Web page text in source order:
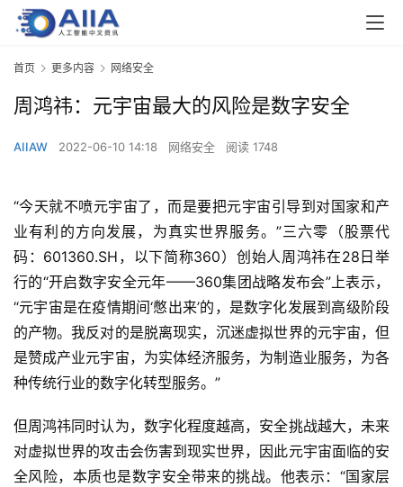
首页 更多内容 网络安全
周鸿祎：元宇宙最大的风险是数字安全
AIIAW 2022-06-10 14:18 网络安全 阅读 1748
“今天就不喷元宇宙了，而是要把元宇宙引导到对国家和产
业有利的方向发展，为真实世界服务。”三六零（股票代
码：601360.SH，以下简称360）创始人周鸿祎在28日举
行的“开启数字安全元年——360集团战略发布会”上表示，
“元宇宙是在疫情期间‘憋出来’的，是数字化发展到高级阶段
的产物。我反对的是脱离现实，沉迷虚拟世界的元宇宙，但
是赞成产业元宇宙，为实体经济服务，为制造业服务，为各
种传统行业的数字化转型服务。”
但周鸿祎同时认为，数字化程度越高，安全挑战越大，未来
对虚拟世界的攻击会伤害到现实世界，因此元宇宙面临的安
全风险，本质也是数字安全带来的挑战。他表示：“国家层